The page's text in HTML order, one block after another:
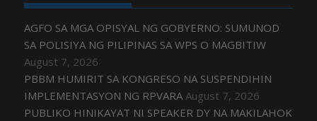
AGFO SA MGA OPISYAL NG GOBYERNO: SUMUNOD
SA POLISIYA NG PILIPINAS SA WPS O MAGBITIW
August 7, 2026
PBBM HUMIRIT SA KONGRESO NA SUSPENDIHIN
IMPLEMENTASYON NG RPVARA August 7, 2026
PUBLIKO HINIKAYAT NI SPEAKER DY NA MAKILAHOK